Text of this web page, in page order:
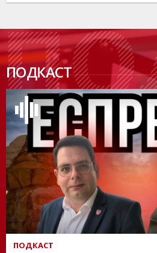
ПОДКАСТ
ПОДКАСТ